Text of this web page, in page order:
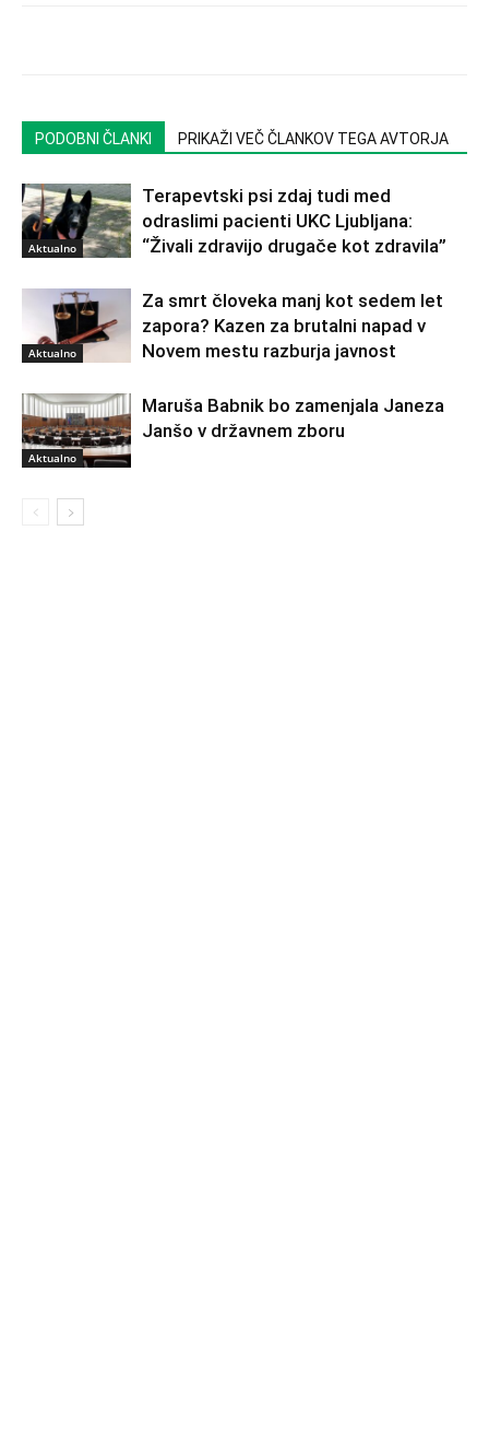
PODOBNI ČLANKI PRIKAŽI VEČ ČLANKOV TEGA AVTORJA
Aktualno
Terapevtski psi zdaj tudi med
odraslimi pacienti UKC Ljubljana:
“Živali zdravijo drugače kot zdravila”
Aktualno
Za smrt človeka manj kot sedem let
zapora? Kazen za brutalni napad v
Novem mestu razburja javnost
Aktualno
Maruša Babnik bo zamenjala Janeza
Janšo v državnem zboru